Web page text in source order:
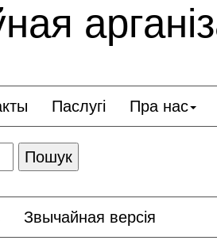
Паслугі Пра нас
Звычайная версія